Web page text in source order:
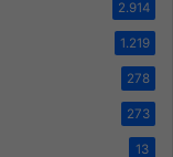
2.914
1.219
278
273
13